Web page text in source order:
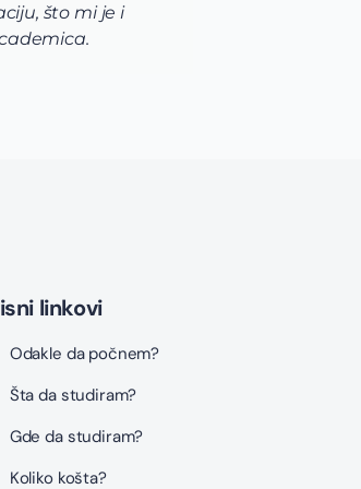
što mi je i
linkovi
Odakle da počnem?
Šta da studiram?
Gde da studiram?
Koliko košta?